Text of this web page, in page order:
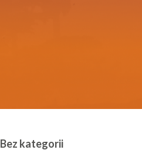
Bez kategorii